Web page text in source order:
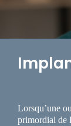
Lorsqu’une
primordial de